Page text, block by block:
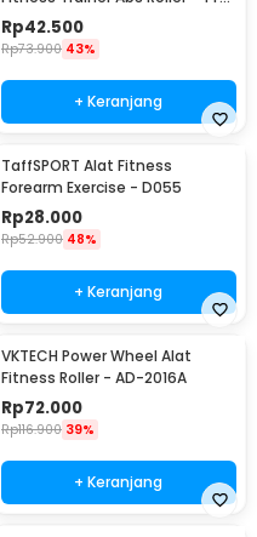
1601
Rp42.500
Rp73.900 43%
+ Keranjang
TaffSPORT Alat Fitness
Forearm Exercise - D055
Rp28.000
Rp52.900 48%
+ Keranjang
VKTECH Power Wheel Alat
Fitness Roller - AD-2016A
Rp72.000
Rp116.900 39%
+ Keranjang